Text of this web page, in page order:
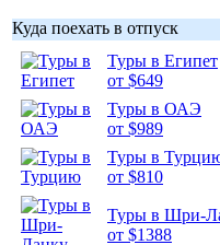
Куда поехать в отпуск
Туры в Египет
от $649
Туры в ОАЭ
от $989
Туры в
от $810
Туры в Шри-
от $1388